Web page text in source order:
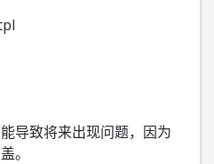
导致将来出现问题，因为
。